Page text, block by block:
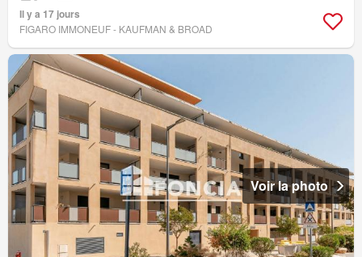
Il y a 17 jours
FIGARO IMMONEUF - KAUFMAN & BROAD
Voir la photo